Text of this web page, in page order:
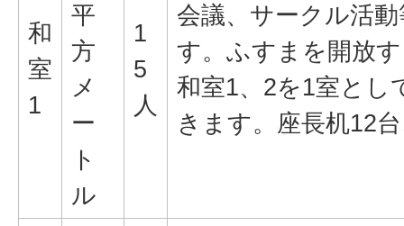
和
室
1
平
方
メ
ー
ト
ル
1
5
人
会議、サークル活
す。ふすまを開放
和室1、2を1室とし
きます。座長机12